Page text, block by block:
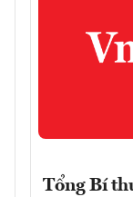
Tổng Bí